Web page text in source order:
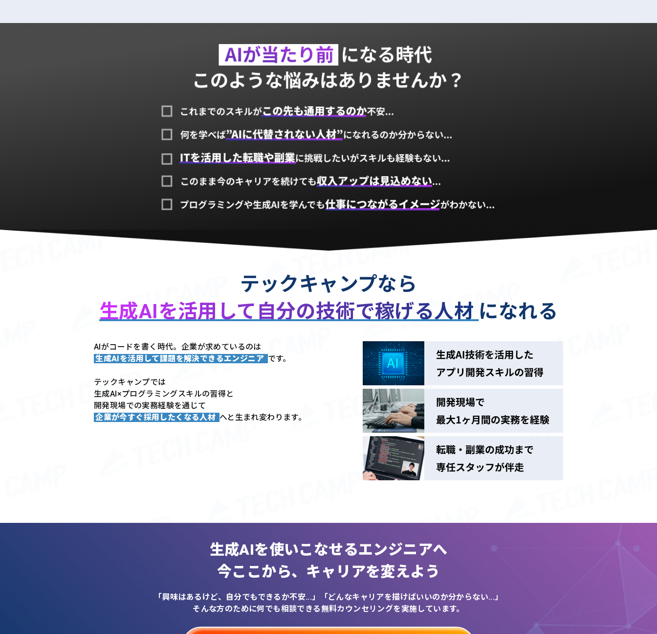
テックキャンプなら
生成AIを活用して 自分の技術で稼げる人材 になれる
AIがコードを書く時代。企業が求めているのは
生成AIを活用して課題を解決できるエンジニア です。
テックキャンプでは
生成AI×プログラミングスキルの習得と
開発現場での実務経験を通じて
企業が今すぐ採用したくなる人材 へと生まれ変わります。
生成AIを使いこなせるエンジニアへ
今ここから、 キャリアを変えよう
「興味はあるけど、自分でもできるか不安...」
「どんなキャリアを描けばいいのか分からない...」
そんな方のために何でも相談できる無料カウンセリングを実施しています。